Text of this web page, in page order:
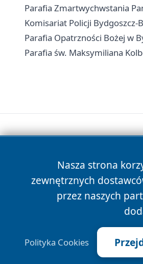
Parafia Zmartwychwstania
Komisariat Policji Bydgoszcz-
Parafia Opatrzności Bożej w
Parafia św. Maksymiliana
Nasza strona
zewnętrznych
przez naszych
Polityka Cookies